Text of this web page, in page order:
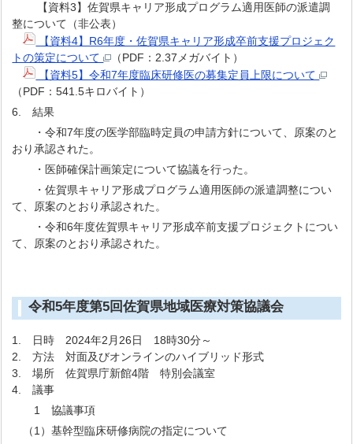
【資料3】佐賀県キャリア形成プログラム適用医師の派遣調
整について（非公表）
【資料4】R6年度・佐賀県キャリア形成卒前支援プロジェク
トの策定について
（PDF：2.37メガバイト）
【資料5】令和7年度臨床研修医の募集定員上限について
（PDF：541.5キロバイト）
6. 結果
・令和7年度の医学部臨時定員の申請方針について、原案のと
おり承認された。
・医師確保計画策定について協議を行った。
・佐賀県キャリア形成プログラム適用医師の派遣調整につい
て、原案のとおり承認された。
・令和6年度佐賀県キャリア形成卒前支援プロジェクトについ
て、原案のとおり承認された。
令和5年度第5回佐賀県地域医療対策協議会
1. 日時 2024年2月26日 18時30分～
2. 方法 対面及びオンラインのハイブリッド形式
3. 場所 佐賀県庁新館4階 特別会議室
4. 議事
1 協議事項
（1）基幹型臨床研修病院の指定について